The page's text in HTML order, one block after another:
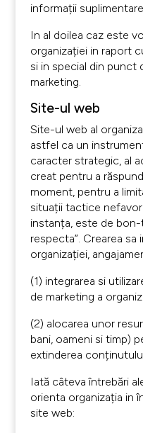
informații
In al doilea caz este
organizației in raport
si in special din punct
marketing.
Site-ul web
Site-ul web al
astfel ca un
caracter strategic, al
creat pentru a
moment, pentru a
situații tactice
instanța, este de
respecta”. Crearea sa
organizației,
(1) integrarea si
de marketing a
(2) alocarea unor
bani, oameni si timp)
extinderea
Iată câteva întrebări
orienta organizația in
site web: